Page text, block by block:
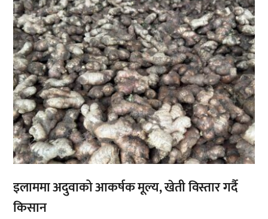
इलाममा अदुवाको आकर्षक मूल्य, खेती विस्तार गर्दै
किसान